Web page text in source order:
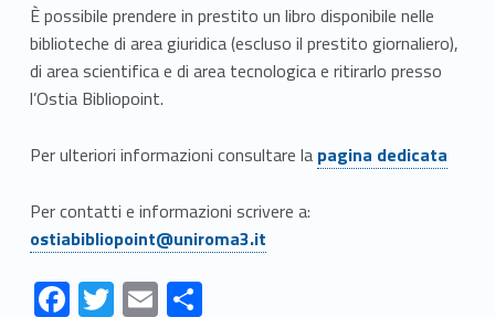
È possibile prendere in prestito un libro disponibile nelle
biblioteche di area giuridica (escluso il prestito giornaliero),
di area scientifica e di area tecnologica e ritirarlo presso
l’Ostia Bibliopoint.
Per ulteriori informazioni consultare la pagina dedicata
Per contatti e informazioni scrivere a:
ostiabibliopoint@uniroma3.it
F T E S